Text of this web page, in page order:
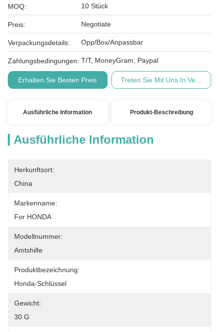
MOQ: 10 Stück
Preis: Negotiate
Verpackungsdetails: Opp/Box/Anpassbar
Zahlungsbedingungen: T/T, MoneyGram, Paypal
Erhalten Sie Besten Preis Treten Sie Mit Uns In
Ausführliche Information Produkt-Beschreibung
Ausführliche Information
Herkunftsort:
China
Markenname:
For HONDA
Modellnummer:
Amtshilfe
Produktbezeichnung:
Honda-Schlüssel
Gewicht:
30 G